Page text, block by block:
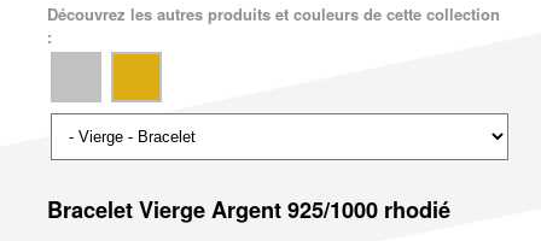
Découvrez les autres produits et couleurs de cette collection
:
Bracelet Vierge Argent 925/1000 rhodié